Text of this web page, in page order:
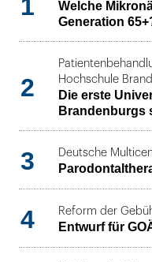
1
Welche
Generation
2
Hochschule
Die erste
Brandenburgs
3 Deutsche
4 Reform der
Entwurf für